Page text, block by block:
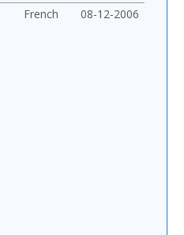
French 08-12-2006